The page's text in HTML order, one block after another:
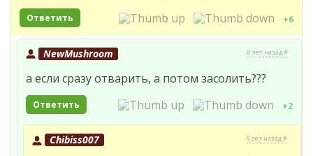
Ответить +6
NewMushroom 8 лет назад #
а если сразу отварить, а потом засолить???
Ответить +2
Chibiss007 8 лет назад #